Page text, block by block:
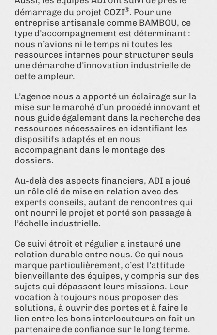
démarrage du projet COZI®. Pour une
entreprise artisanale comme BAMBOU, ce
type d’accompagnement est déterminant :
nous n’avions ni le temps ni toutes les
ressources internes pour structurer seuls
une démarche d’innovation industrielle de
cette ampleur.
L’agence nous a apporté un éclairage sur la
mise sur le marché d’un procédé innovant et
nous guide également dans la recherche des
ressources nécessaires en identifiant les
dispositifs adaptés et en nous
accompagnant dans le montage des
dossiers.
Au-delà des aspects financiers, ADI a joué
un rôle clé de mise en relation avec des
experts conseils, autant de rencontres qui
ont nourri le projet et porté son passage à
l’échelle industrielle.
Ce suivi étroit et régulier a instauré une
relation durable entre nous. Ce qui nous
marque particulièrement, c’est l’attitude
bienveillante des équipes, y compris sur des
sujets qui dépassent leurs missions. Leur
vocation à toujours nous proposer des
solutions, à ouvrir des portes et à faire le
lien entre les bons interlocuteurs en fait un
partenaire de confiance sur le long terme.